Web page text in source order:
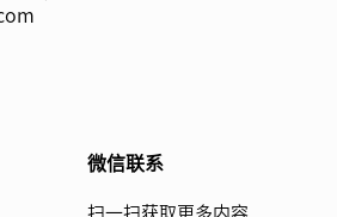
微信联系
扫一扫获取更多内容